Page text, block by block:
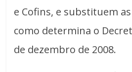
e Cofins, e substituem
como determina o
de dezembro de 2008.